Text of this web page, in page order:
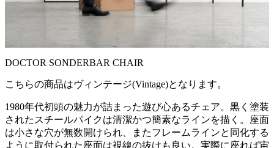
DOCTOR SONDERBAR CHAIR
こちらの商品はヴィンテージ(Vintage)となります。
1980年代初頭の魅力が詰まった遊び心あるチェア。黒く塗装
されたスチールパイクは清潔かつ簡素なラインを描く。座面
は小さな穴が無数開けられ、またフレームラインと同化する
ように取付られた座面は視線の抜けも良い。実際に座れば宙